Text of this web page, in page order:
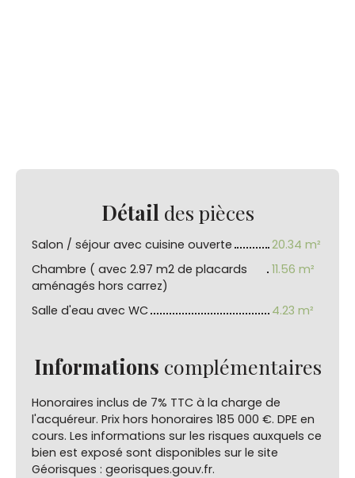
Détail des pièces
Salon / séjour avec cuisine ouverte
20.34 m²
Chambre ( avec 2.97 m2 de placards
aménagés hors carrez)
11.56 m²
Salle d'eau avec WC 4.23 m²
Informations complémentaires
Honoraires inclus de 7% TTC à la charge de
l'acquéreur. Prix hors honoraires 185 000 €. DPE en
cours. Les informations sur les risques auxquels ce
bien est exposé sont disponibles sur le site
Géorisques : georisques.gouv.fr.